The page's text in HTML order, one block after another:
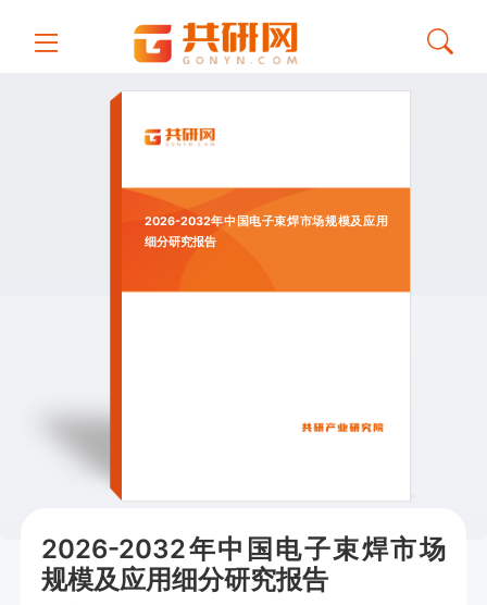
2026-2032年中国电子束焊市场规模及应用
细分研究报告
2026-2032年中国电子束焊市场
规模及应用细分研究报告